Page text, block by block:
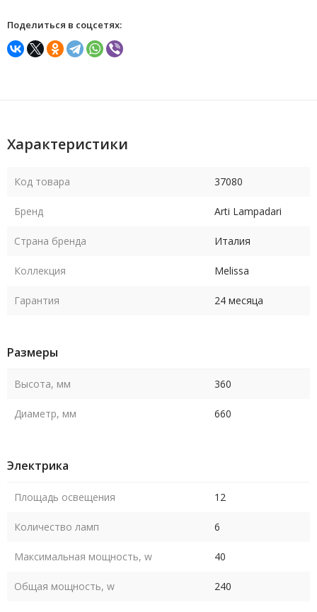
Поделиться в соцсетях:
Характеристики
Код товара 37080
Бренд Arti Lampadari
Страна бренда Италия
Коллекция Melissa
Гарантия 24 месяца
Размеры
Высота, мм 360
Диаметр, мм 660
Электрика
Площадь освещения 12
Количество ламп 6
Максимальная мощность, w 40
Общая мощность, w 240